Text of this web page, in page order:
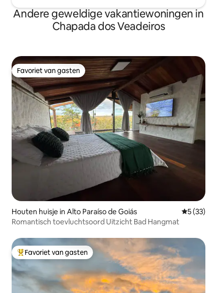
Andere geweldige vakantiewoningen in
Chapada dos Veadeiros
Favoriet van gasten
Favoriet van gasten
Houten huisje in Alto Paraíso de Goiás
5 (33)
Romantisch toevluchtsoord Uitzicht Bad Hangmat
Topfavoriet van gasten
Favoriet van gasten